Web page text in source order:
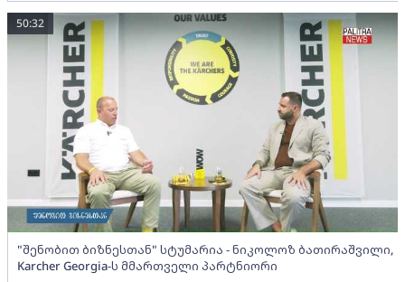
"შენობით ბიზნესთან" სტუმარია - ნიკოლოზ ბათირაშვილი,
Karcher Georgia-ს მმართველი პარტნიორი
50:32